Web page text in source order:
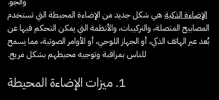
الإضاءة الذكيةهي شكل جديد من الإضاءة المحيطة التي تستخدم
المصابيح المتصلة، والتركيبات، والأنظمة التي يمكن التحكم فيها عن
بُعد عبر الهاتف الذكي، أو الجهاز اللوحي، أو الأوامر الصوتية، مما يسمح
للناس بمراقبة وتوجيه محيطهم بشكل مريح.